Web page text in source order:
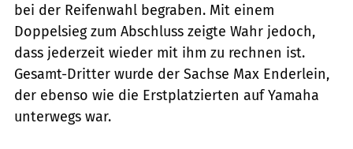
bei der Reifenwahl begraben. Mit einem
Doppelsieg zum Abschluss zeigte Wahr jedoch,
dass jederzeit wieder mit ihm zu rechnen ist.
Gesamt-Dritter wurde der Sachse Max Enderlein,
der ebenso wie die Erstplatzierten auf Yamaha
unterwegs war.